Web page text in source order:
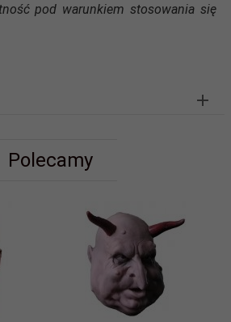
pod warunkiem stosowania się
Polecamy